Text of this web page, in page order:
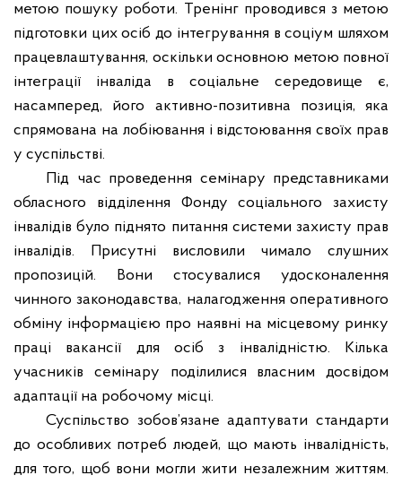
метою пошуку роботи. Тренінг проводився з метою
підготовки цих осіб до інтегрування в соціум шляхом
працевлаштування, оскільки основною метою повної
інтеграції інваліда в соціальне середовище є,
насамперед, його активно-позитивна позиція, яка
спрямована на лобіювання і відстоювання своїх прав
у суспільстві.
Під час проведення семінару представниками
обласного відділення Фонду соціального захисту
інвалідів було піднято питання системи захисту прав
інвалідів. Присутні висловили чимало слушних
пропозицій. Вони стосувалися удосконалення
чинного законодавства, налагодження оперативного
обміну інформацією про наявні на місцевому ринку
праці вакансії для осіб з інвалідністю. Кілька
учасників семінару поділилися власним досвідом
адаптації на робочому місці.
Суспільство зобов’язане адаптувати стандарти
до особливих потреб людей, що мають інвалідність,
для того, щоб вони могли жити незалежним життям.